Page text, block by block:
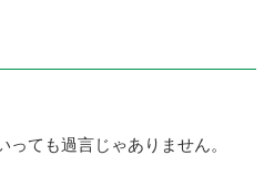
っても過言じゃありません。